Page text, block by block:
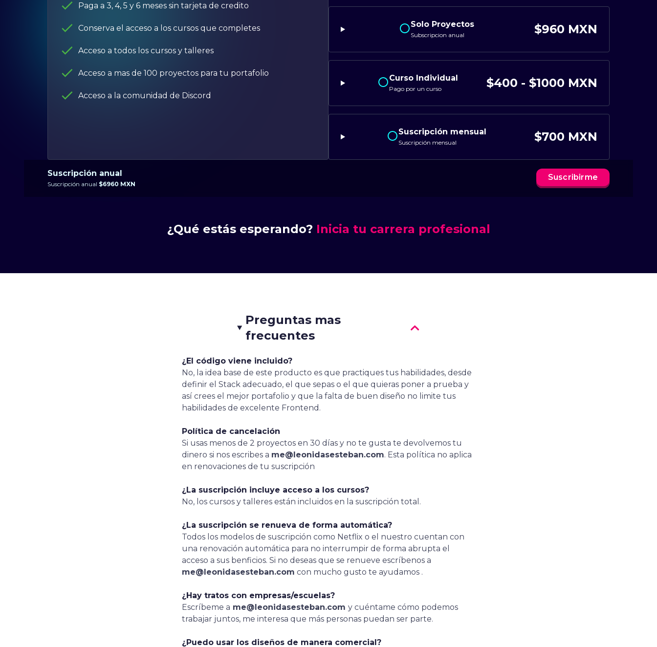
Paga a 3, 4, 5 y 6 meses sin tarjeta de credito
Conserva el acceso a los cursos que completes
Acceso a todos los cursos y talleres
Acceso a mas de 100 proyectos para tu portafolio
Acceso a la comunidad de Discord
Solo Proyectos
Subscripcion anual $960 MXN
Curso Individual
Pago por un curso $400 - $1000 MXN
Suscripción mensual
Suscripción mensual $700 MXN
Suscripción anual
Suscripción anual $6960 MXN
Suscribirme
¿Qué estás esperando? Inicia tu carrera profesional
Preguntas mas
frecuentes
¿El código viene incluido?
No, la idea base de este producto es que practiques tus habilidades, desde
definir el Stack adecuado, el que sepas o el que quieras poner a prueba y
así crees el mejor portafolio y que la falta de buen diseño no limite tus
habilidades de excelente Frontend.
Política de cancelación
Si usas menos de 2 proyectos en 30 días y no te gusta te devolvemos tu
dinero si nos escribes a me@leonidasesteban.com. Esta política no aplica
en renovaciones de tu suscripción
¿La suscripción incluye acceso a los cursos?
No, los cursos y talleres están incluidos en la suscripción total.
¿La suscripción se renueva de forma automática?
Todos los modelos de suscripción como Netflix o el nuestro cuentan con
una renovación automática para no interrumpir de forma abrupta el
acceso a sus benficios. Si no deseas que se renueve escríbenos a
me@leonidasesteban.com con mucho gusto te ayudamos .
¿Hay tratos con empresas/escuelas?
Escríbeme a me@leonidasesteban.com y cuéntame cómo podemos
trabajar juntos, me interesa que más personas puedan ser parte.
¿Puedo usar los diseños de manera comercial?